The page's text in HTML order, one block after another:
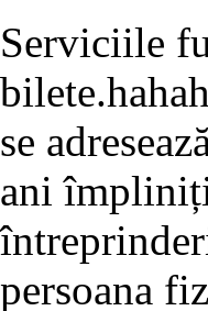
Serviciile
se
ani
persoana